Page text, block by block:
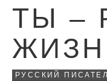
ТЫ –
РУССКИЙ